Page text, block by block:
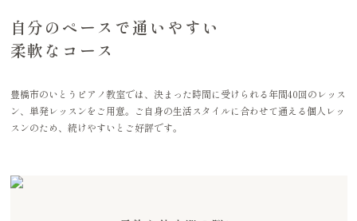
自分のペースで通いやすい
柔軟なコース
豊橋市のいとうピアノ教室では、決まった時間に受けられる年間40回のレッス
ン、単発レッスンをご用意。ご自身の生活スタイルに合わせて通える個人レッ
スンのため、続けやすいとご好評です。